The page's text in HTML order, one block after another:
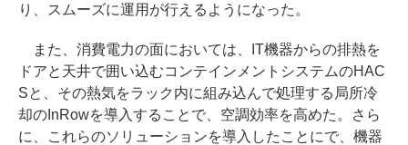
り、スムーズに運用が行えるようになった。
また、消費電力の面においては、IT機器からの排熱を
ドアと天井で囲い込むコンテインメントシステムのHAC
Sと、その熱気をラック内に組み込んで処理する局所冷
却のInRowを導入することで、空調効率を高めた。さら
に、これらのソリューションを導入したことにで、機器